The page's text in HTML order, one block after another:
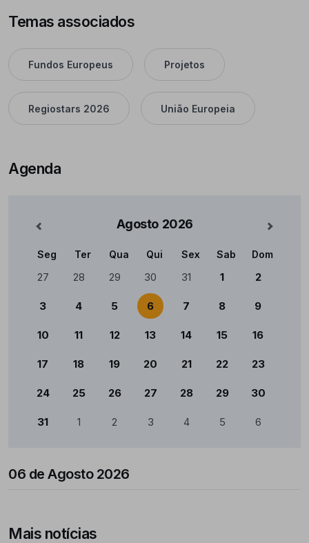
Temas associados
Fundos Europeus Projetos
Regiostars 2026 União Europeia
Agenda
Agosto 2026 Mês
Calendário
Seg Ter Qua Qui Sex Sab Dom
27 28 29 30 31 1 2
3 4 5 6 7 8 9
10 11 12 13 14 15 16
17 18 19 20 21 22 23
24 25 26 27 28 29 30
31 1 2 3 4 5 6
06 de Agosto 2026
Mais notícias